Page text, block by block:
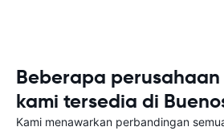
Beberapa
kami tersedia di
Kami menawarkan perbandingan